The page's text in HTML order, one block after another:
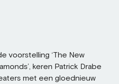
voorstelling ‘The New
keren Patrick Drabe
met een gloednieuw